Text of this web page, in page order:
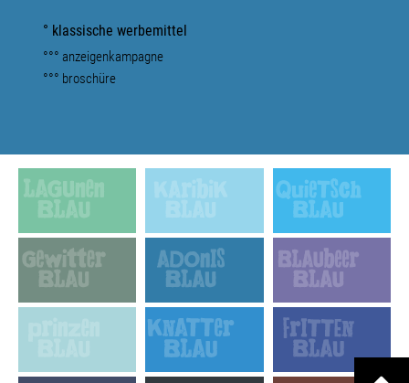
° klassische werbemittel
°°° anzeigenkampagne
°°° broschüre